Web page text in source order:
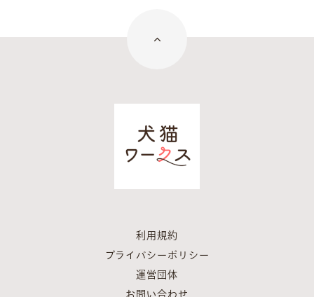
利用規約
プライバシーポリシー
運営団体
お問い合わせ